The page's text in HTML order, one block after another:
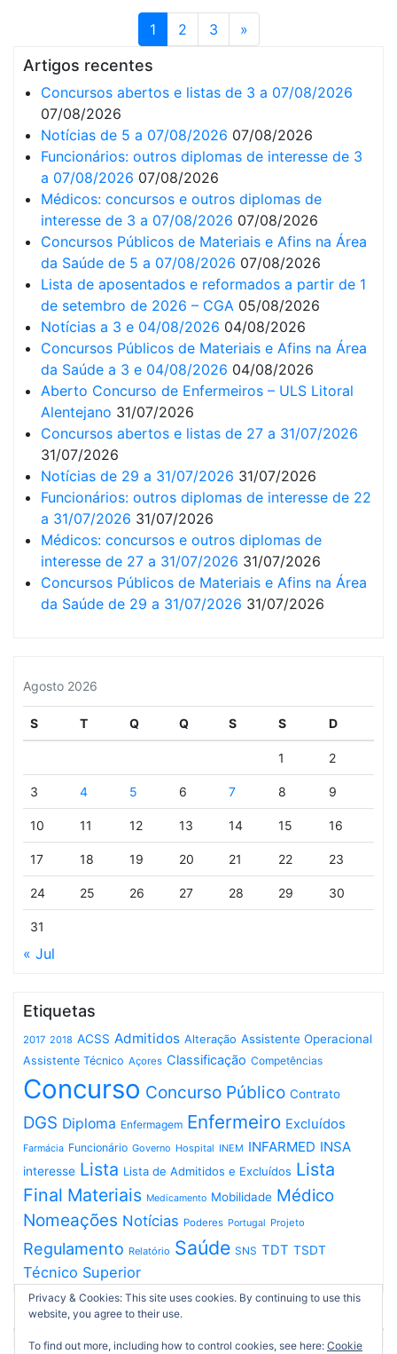
1 2 3 »
Artigos recentes
Concursos abertos e listas de 3 a 07/08/2026
07/08/2026
Notícias de 5 a 07/08/2026 07/08/2026
Funcionários: outros diplomas de interesse de 3
a 07/08/2026 07/08/2026
Médicos: concursos e outros diplomas de
interesse de 3 a 07/08/2026 07/08/2026
Concursos Públicos de Materiais e Afins na Área
da Saúde de 5 a 07/08/2026 07/08/2026
Lista de aposentados e reformados a partir de 1
de setembro de 2026 – CGA 05/08/2026
Notícias a 3 e 04/08/2026 04/08/2026
Concursos Públicos de Materiais e Afins na Área
da Saúde a 3 e 04/08/2026 04/08/2026
Aberto Concurso de Enfermeiros – ULS Litoral
Alentejano 31/07/2026
Concursos abertos e listas de 27 a 31/07/2026
31/07/2026
Notícias de 29 a 31/07/2026 31/07/2026
Funcionários: outros diplomas de interesse de 22
a 31/07/2026 31/07/2026
Médicos: concursos e outros diplomas de
interesse de 27 a 31/07/2026 31/07/2026
Concursos Públicos de Materiais e Afins na Área
da Saúde de 29 a 31/07/2026 31/07/2026
Agosto 2026
S T Q Q S S D
1 2
3 4 5 6 7 8 9
10 11 12 13 14 15 16
17 18 19 20 21 22 23
24 25 26 27 28 29 30
31
« Jul
Etiquetas
2017 2018 ACSS Admitidos Alteração Assistente Operacional
Assistente Técnico Açores Classificação Competências
Concurso Concurso Público Contrato
DGS Diploma Enfermagem Enfermeiro Excluídos
Farmácia Funcionário Governo Hospital INEM INFARMED INSA
interesse Lista Lista de Admitidos e Excluídos Lista
Final Materiais Medicamento Mobilidade Médico
Nomeações Notícias Poderes Portugal Projeto
Regulamento Relatório Saúde SNS TDT TSDT
Técnico Superior
Privacy & Cookies: This site uses cookies. By continuing to use this
website, you agree to their use.
To find out more, including how to control cookies, see here: Cookie